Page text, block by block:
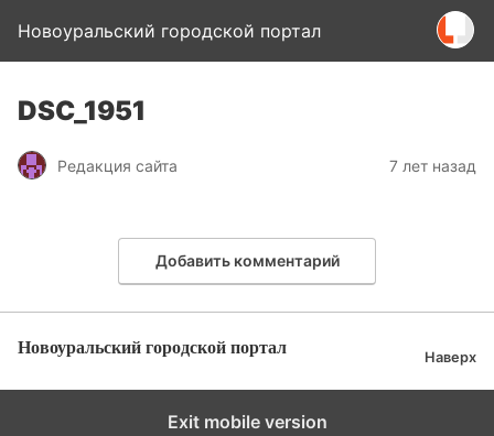
Новоуральский городской портал
DSC_1951
Редакция сайта 7 лет назад
Добавить комментарий
Новоуральский городской портал Наверх
Exit mobile version